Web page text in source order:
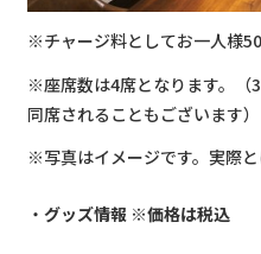
※チャージ料としてお一人様
※座席数は4席となります。（
同席されることもございます）
※写真はイメージです。実際と
グッズ情報 ※価格は税込